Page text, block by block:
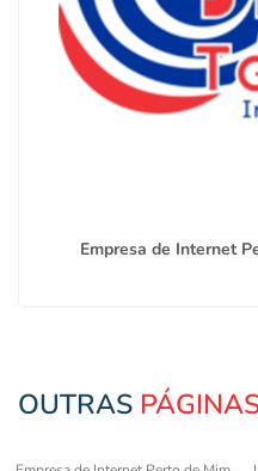
Empresa de Internet
OUTRAS